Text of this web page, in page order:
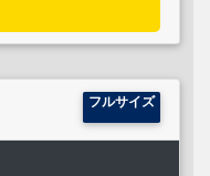
フルサイズ